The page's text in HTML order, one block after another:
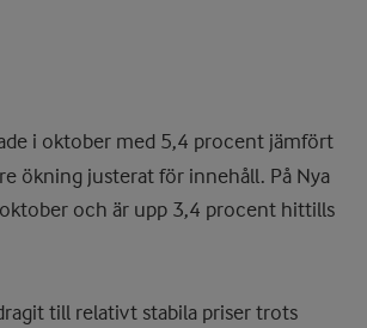
i oktober med 5,4 procent jämfört
ökning justerat för innehåll. På Nya
och är upp 3,4 procent hittills
till relativt stabila priser trots